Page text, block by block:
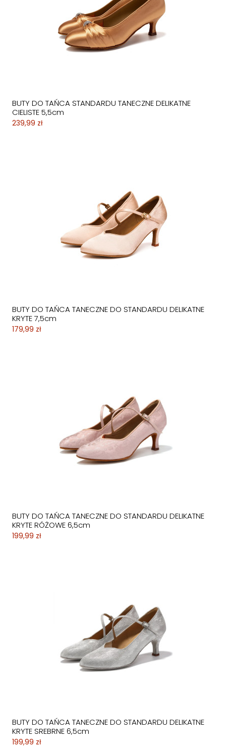
BUTY DO TAŃCA STANDARDU TANECZNE DELIKATNE
CIELISTE 5,5cm
239,99 zł
BUTY DO TAŃCA TANECZNE DO STANDARDU DELIKATNE
KRYTE 7,5cm
179,99 zł
BUTY DO TAŃCA TANECZNE DO STANDARDU DELIKATNE
KRYTE RÓŻOWE 6,5cm
199,99 zł
BUTY DO TAŃCA TANECZNE DO STANDARDU DELIKATNE
KRYTE SREBRNE 6,5cm
199,99 zł